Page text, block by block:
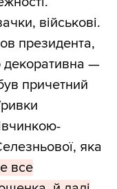
військові.
президента,
декоративна —
причетний
яка
все